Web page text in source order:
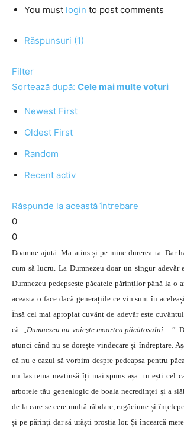
You must login to post comments
Răspunsuri (1)
Filter
Sortează după: Cele mai multe voturi
Newest First
Oldest First
Random
Recent activ
Răspunde la această întrebare
0
0
Doamne ajută. Ma atins și pe mine durerea ta. Dar
cum să lucru. La Dumnezeu doar un singur adevăr
Dumnezeu pedepsește păcatele părinților până la o
aceasta o face dacă generațiile ce vin sunt în
Însă cel mai apropiat cuvânt de adevăr este
că: „Dumnezeu nu voiește moartea păcătosului …”.
atunci când nu se dorește vindecare și îndreptare.
că nu e cazul să vorbim despre pedeapsa pentru
nu las tema neatinsă îți mai spuns așa: tu ești cel
arborele tău genealogic de boala necredinței și a
de la care se cere multă răbdare, rugăciune și
și pe părinți dar să urăști prostia lor. Și încearcă